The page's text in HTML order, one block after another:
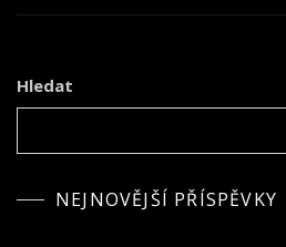
Hledat
NEJNOVĚJŠÍ PŘÍSPĚVKY